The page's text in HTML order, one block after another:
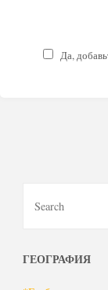
Да,
ГЕОГРАФИЯ